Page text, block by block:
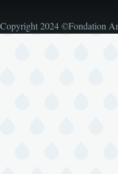
Copyright 2024 ©Fondation